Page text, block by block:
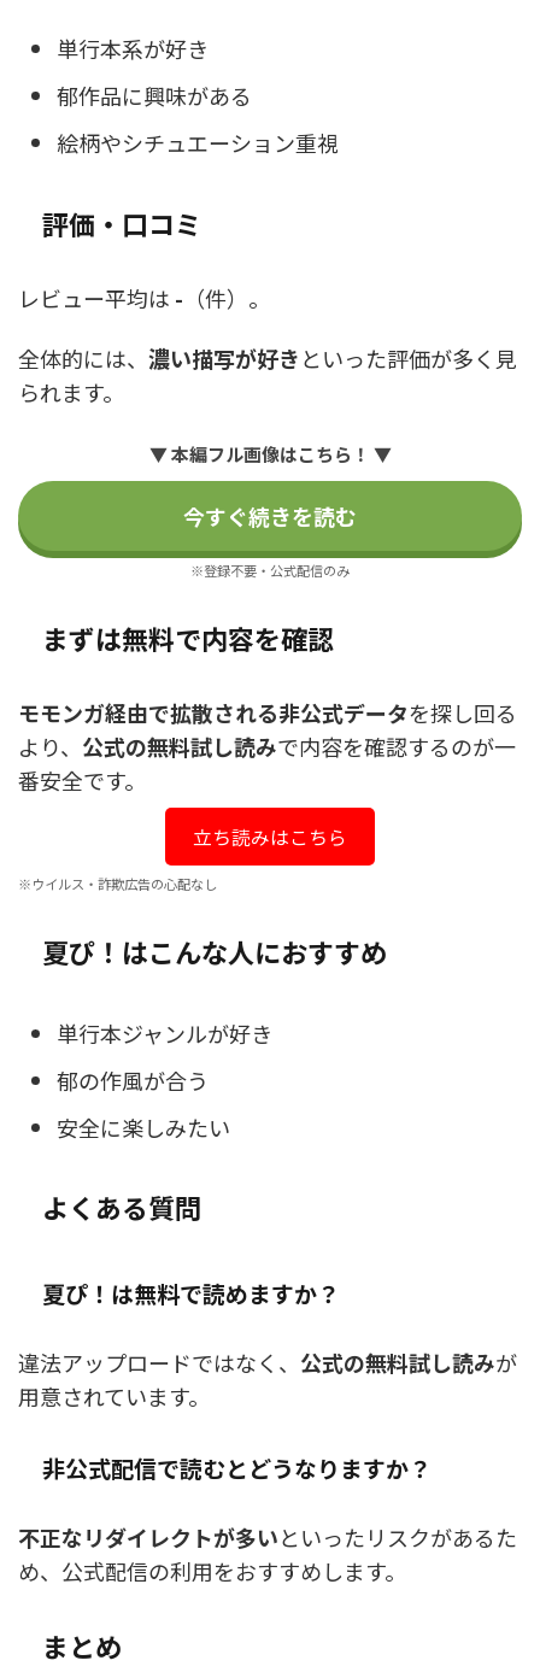
単行本系が好き
郁作品に興味がある
絵柄やシチュエーション重視
評価・口コミ
レビュー平均は - （件）。
全体的には、 濃い描写が好きといった評価が多く見
られます。
▼ 本編フル画像はこちら！ ▼
今すぐ続きを読む
※登録不要・公式配信のみ
まずは無料で内容を確認
モモンガ経由で拡散される非公式データを探し回る
より、 公式の無料試し読みで内容を確認するのが一
番安全です。
立ち読みはこちら
※ウイルス・詐欺広告の心配なし
夏ぴ！はこんな人におすすめ
単行本ジャンルが好き
郁の作風が合う
安全に楽しみたい
よくある質問
夏ぴ！は無料で読めますか？
違法アップロードではなく、 公式の無料試し読みが
用意されています。
非公式配信で読むとどうなりますか？
不正なリダイレクトが多いといったリスクがあるた
め、公式配信の利用をおすすめします。
まとめ